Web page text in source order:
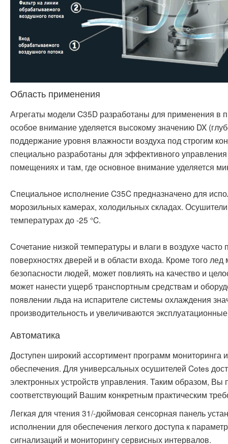
Область применения
Агрегаты модели C35D разработаны для применения в
особое внимание уделяется высокому значению DX
поддержание уровня влажности воздуха под строгим
специально разработаны для эффективного
помещениях и там, где основное внимание уделяется
Специальное исполнение C35C предназначено для
морозильных камерах, холодильных складах.
температурах до -25 °C.
Сочетание низкой температуры и влаги в воздухе
поверхностях дверей и в области входа. Кроме того лед
безопасности людей, может повлиять на качество и
может нанести ущерб транспортным средствам и
появлении льда на испарителе системы охлаждения
производительность и увеличиваются
Автоматика
Доступен широкий ассортимент программ мониторинга
обеспечения. Для универсальных осушителей Cotes
электронных устройств управления. Таким образом, Вы
соответствующий Вашим конкретным практическим
Легкая для чтения 31/-дюймовая сенсорная панель
исполнении для обеспечения легкого доступа к
сигнализаций и мониторингу сервисных интервалов.